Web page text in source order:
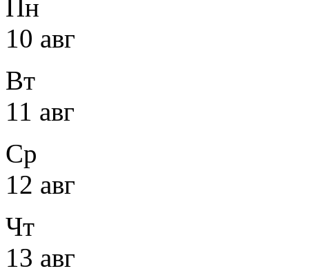
Пн
10 авг
Вт
11 авг
Ср
12 авг
Чт
13 авг